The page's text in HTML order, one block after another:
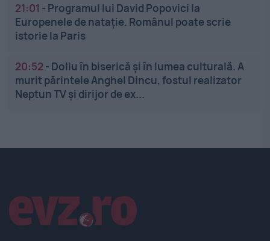
21:01 - Programul lui David Popovici la
Europenele de natație. Românul poate scrie
istorie la Paris
20:52 - Doliu în biserică și în lumea culturală. A
murit părintele Anghel Dincu, fostul realizator
Neptun TV și dirijor de ex...
Linkuri utile